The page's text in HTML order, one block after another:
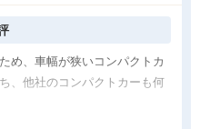
のでお年寄りの方でも使いや
た点
め、車幅が狭いコンパクトカ
、他社のコンパクトカーも何